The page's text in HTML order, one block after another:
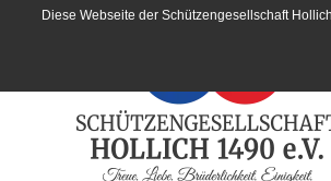
Diese Webseite der Schützengesellschaft